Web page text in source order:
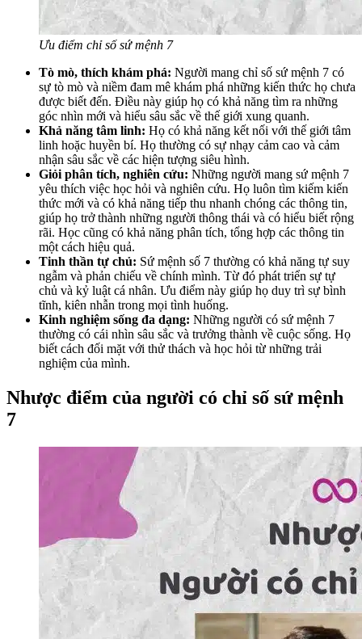
Ưu điểm chỉ số sứ mệnh 7
Tò mò, thích khám phá: Người mang chỉ số sứ mệnh 7 có
sự tò mò và niềm đam mê khám phá những kiến thức họ chưa
được biết đến. Điều này giúp họ có khả năng tìm ra những
góc nhìn mới và hiểu sâu sắc về thế giới xung quanh.
Khả năng tâm linh: Họ có khả năng kết nối với thế giới tâm
linh hoặc huyền bí. Họ thường có sự nhạy cảm cao và cảm
nhận sâu sắc về các hiện tượng siêu hình.
Giỏi phân tích, nghiên cứu: Những người mang sứ mệnh 7
yêu thích việc học hỏi và nghiên cứu. Họ luôn tìm kiếm kiến
thức mới và có khả năng tiếp thu nhanh chóng các thông tin,
giúp họ trở thành những người thông thái và có hiểu biết rộng
rãi. Học cũng có khả năng phân tích, tổng hợp các thông tin
một cách hiệu quả.
Tinh thần tự chủ: Sứ mệnh số 7 thường có khả năng tự suy
ngẫm và phản chiếu về chính mình. Từ đó phát triển sự tự
chủ và kỷ luật cá nhân. Ưu điểm này giúp họ duy trì sự bình
tĩnh, kiên nhẫn trong mọi tình huống.
Kinh nghiệm sống đa dạng: Những người có sứ mệnh 7
thường có cái nhìn sâu sắc và trưởng thành về cuộc sống. Họ
biết cách đối mặt với thử thách và học hỏi từ những trải
nghiệm của mình.
Nhược điểm của người có chỉ số sứ mệnh
7